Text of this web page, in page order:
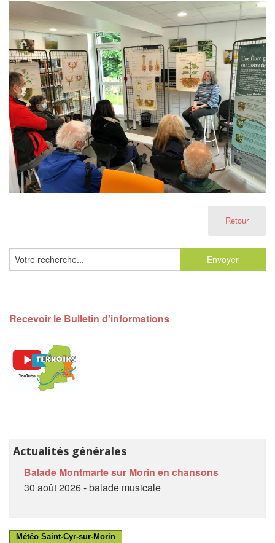
Retour
Recevoir le Bulletin d'informations
Actualités générales
Balade Montmarte sur Morin en chansons
30 août 2026 - balade musicale
Météo Saint-Cyr-sur-Morin